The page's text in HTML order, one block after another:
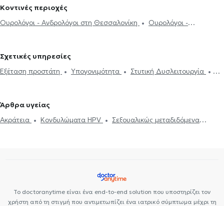
Κοντινές περιοχές
Ουρολόγοι - Ανδρολόγοι στη Θεσσαλονίκη
Ουρολόγοι -
Ανδρολόγοι στη Νεάπολη Θεσσαλονίκης
στην Πολίχνη
Ουρολόγοι - Ανδρολόγοι στον Εύοσμο
Σχετικές υπηρεσίες
Εξέταση προστάτη
Υπογονιμότητα
Στυτική Δυσλειτουργία
έλεγχος
Υδροκήλη
προστάτη
Σπερμοδιάγραμμα
Πέτρα στα νεφρά
Άρθρα υγείας
Ακράτεια
Κονδυλώματα HPV
Σεξουαλικώς μεταδιδόμενα
Το doctoranytime είναι ένα end-to-end solution που υποστηρίζει τον
χρήστη από τη στιγμή που αντιμετωπίζει ένα ιατρικό σύμπτωμα μέχρι τη